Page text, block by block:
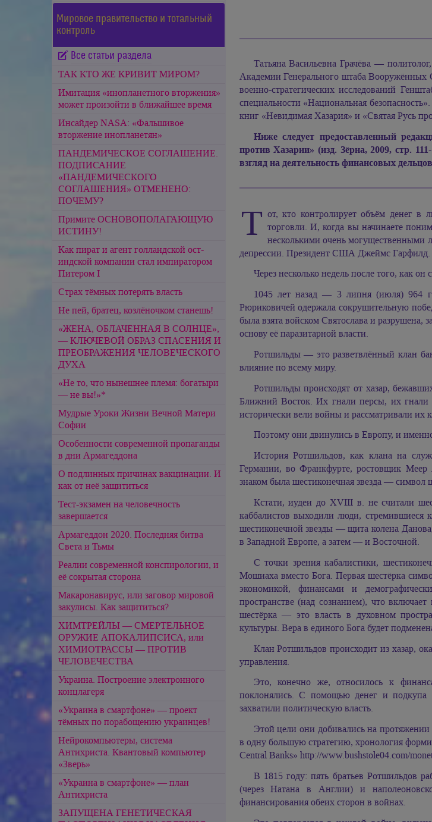
Мировое правительство и тотальный
контроль
Все статьи раздела
ТАК КТО ЖЕ КРИВИТ МИРОМ?
Имитация «инопланетного вторжения»
может произойти в ближайшее время
Инсайдер NASA: «Фальшивое
вторжение инопланетян»
ПАНДЕМИЧЕСКОЕ СОГЛАШЕНИЕ.
ПОДПИСАНИЕ
«ПАНДЕМИЧЕСКОГО
СОГЛАШЕНИЯ» ОТМЕНЕНО:
ПОЧЕМУ?
Примите ОСНОВОПОЛАГАЮЩУЮ
ИСТИНУ!
Как пират и агент голландской ост-
индской компании стал импиратором
Питером I
Страх тёмных потерять власть
Не пей, братец, козлёночком станешь!
«ЖЕНА, ОБЛАЧЁННАЯ В СОЛНЦЕ»,
— КЛЮЧЕВОЙ ОБРАЗ СПАСЕНИЯ И
ПРЕОБРАЖЕНИЯ ЧЕЛОВЕЧЕСКОГО
ДУХА
«Не то, что нынешнее племя: богатыри
— не вы!»*
Мудрые Уроки Жизни Вечной Матери
Софии
Особенности современной пропаганды
в дни Армагеддона
О подлинных причинах вакцинации. И
как от неё защититься
Тест-экзамен на человечность
завершается
Армагеддон 2020. Последняя битва
Света и Тьмы
Реалии современной конспирологии, и
её сокрытая сторона
Макаронавирус, или заговор мировой
закулисы. Как защититься?
ХИМТРЕЙЛЫ — СМЕРТЕЛЬНОЕ
ОРУЖИЕ АПОКАЛИПСИСА, или
ХИМИОТРАССЫ — ПРОТИВ
ЧЕЛОВЕЧЕСТВА
Украина. Построение электронного
концлагеря
«Украина в смартфоне» — проект
тёмных по порабощению украинцев!
Нейрокомпьютеры, система
Антихриста. Квантовый компьютер
«Зверь»
«Украина в смартфоне» — план
Антихриста
ЗАПУЩЕНА ГЕНЕТИЧЕСКАЯ
Татьяна Васильевна Грачёва —
Академии Генерального штаба
военно-стратегических исследований
специальности «Национальная
книг «Невидимая Хазария» и «Святая Русь
Ниже следует предоставленный
против Хазарии» (изд. Зёрна, 2009, стр.
взгляд на деятельность финансовых
Т от, кто контролирует объём денег в
торговли. И, когда вы начинаете
несколькими очень могущественными
депрессии. Президент США Джеймс Гарфилд.
Через несколько недель после того, как
1045 лет назад — 3 липня (июля) 964
Рюриковичей одержала сокрушительную
была взята войском Святослава и
основу её паразитарной власти.
Ротшильды — это разветвлённый клан
влияние по всему миру.
Ротшильды происходят от хазар,
Ближний Восток. Их гнали персы, их
исторически вели войны и рассматривали их
Поэтому они двинулись в Европу, и
История Ротшильдов, как клана на
Германии, во Франкфурте, ростовщик
знаком была шестиконечная звезда — символ
Кстати, иудеи до XVIII в. не считали
каббалистов выходили люди,
шестиконечной звезды — щита колена
в Западной Европе, а затем — и Восточной.
С точки зрения кабалистики,
Мошиаха вместо Бога. Первая шестёрка
экономикой, финансами и
пространстве (над сознанием), что
шестёрка — это власть в духовном
культуры. Вера в единого Бога будет
Клан Ротшильдов происходит из хазар,
управления.
Это, конечно же, относилось к
поклонялись. С помощью денег и подкупа
захватили политическую власть.
Этой цели они добивались на
в одну большую стратегию, хронология
Central Banks» http://www.bushstole04.com/
В 1815 году: пять братьев Ротшильдов
(через Натана в Англии) и
финансирования обеих сторон в войнах.